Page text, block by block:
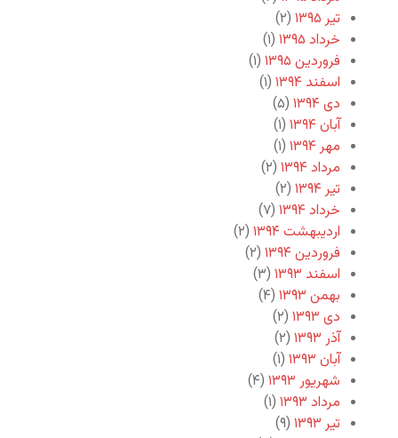
تیر ۱۳۹۵
(۲)
خرداد ۱۳۹۵
(۱)
فروردین ۱۳۹۵
(۱)
اسفند ۱۳۹۴
(۱)
دی ۱۳۹۴
(۵)
آبان ۱۳۹۴
(۱)
مهر ۱۳۹۴
(۱)
مرداد ۱۳۹۴
(۲)
تیر ۱۳۹۴
(۲)
خرداد ۱۳۹۴
(۷)
اردیبهشت ۱۳۹۴
(۲)
فروردین ۱۳۹۴
(۲)
اسفند ۱۳۹۳
(۳)
بهمن ۱۳۹۳
(۴)
دی ۱۳۹۳
(۲)
آذر ۱۳۹۳
(۲)
آبان ۱۳۹۳
(۱)
شهریور ۱۳۹۳
(۴)
مرداد ۱۳۹۳
(۱)
تیر ۱۳۹۳
(۹)